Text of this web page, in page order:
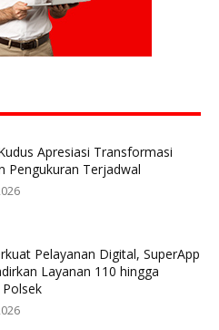
Apresiasi Transformasi
Pengukuran Terjadwal
Pelayanan Digital, SuperApp
Layanan 110 hingga